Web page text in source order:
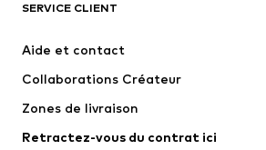
Nouveautés
Lingerie
Manteaux
Jupes
SERVICE CLIENT
Aide et contact
Collaborations Créateur
Zones de livraison
Retractez-vous du contrat ici